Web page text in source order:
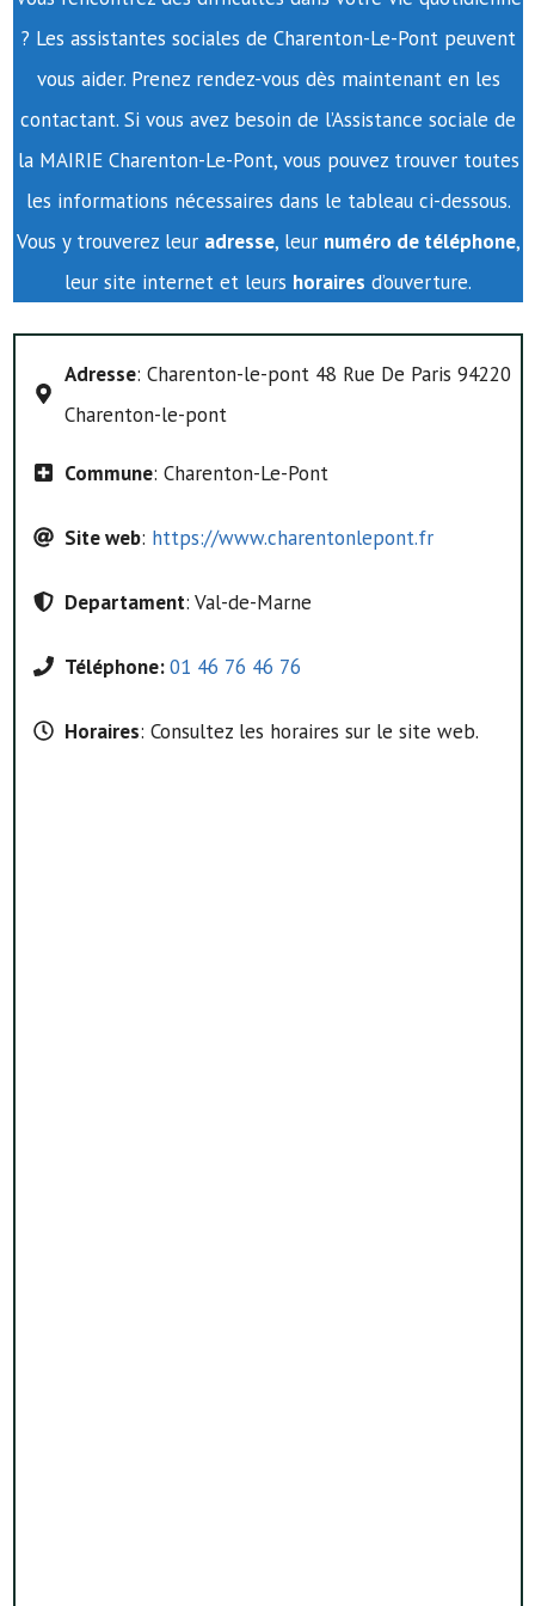
? Les assistantes sociales de Charenton-Le-Pont peuvent
vous aider. Prenez rendez-vous dès maintenant en les
contactant. Si vous avez besoin de l’Assistance sociale de
la MAIRIE Charenton-Le-Pont, vous pouvez trouver toutes
les informations nécessaires dans le tableau ci-dessous.
Vous y trouverez leur adresse, leur numéro de téléphone,
leur site internet et leurs horaires d’ouverture.
Adresse: Charenton-le-pont 48 Rue De Paris 94220
Charenton-le-pont
Commune: Charenton-Le-Pont
Site web: https://www.charentonlepont.fr
Departament: Val-de-Marne
Téléphone:01 46 76 46 76
Horaires: Consultez les horaires sur le site web.